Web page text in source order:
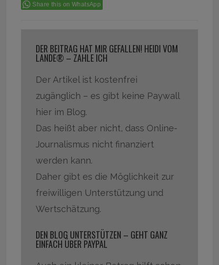
Share this on WhatsApp
DER BEITRAG HAT MIR GEFALLEN! HEIDI VOM
LANDE® – ZAHLE ICH
Der Artikel ist kostenfrei
zugänglich – es gibt keine Paywall
hier im Blog.
Das heißt aber nicht, dass Online-
Journalismus nicht finanziert
werden kann.
Daher gibt es die Möglichkeit zur
freiwilligen Unterstützung und
Wertschätzung.
DEN BLOG UNTERSTÜTZEN – GEHT GANZ
EINFACH ÜBER PAYPAL